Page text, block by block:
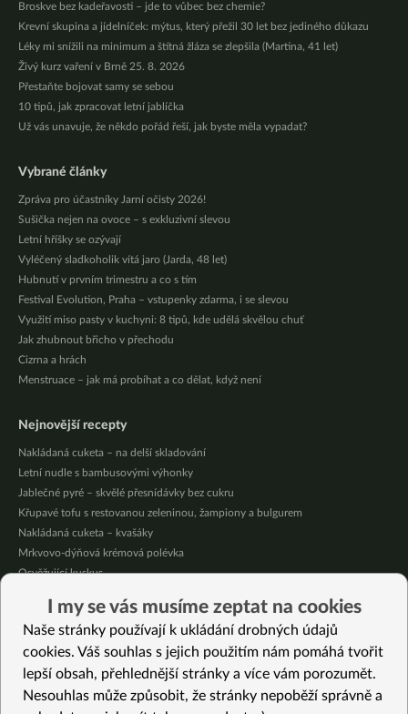
Broskve bez kadeřavosti – jde to vůbec bez chemie?
Krevní skupina a jídelníček: mýtus, který přežil 30 let bez jediného důkazu
Léky mi snížili na minimum a štítná žláza se zlepšila (Martina, 41 let)
Živý kurz vaření v Brně 25. 8. 2026
Přestaňte bojovat samy se sebou
10 tipů, jak zpracovat letní jablíčka
Už vás unavuje, že někdo pořád řeší, jak byste měla vypadat?
Vybrané články
Zpráva pro účastníky Jarní očisty 2026!
Sušička nejen na ovoce – s exkluzivní slevou
Letní hříšky se ozývají
Vyléčený sladkoholik vítá jaro (Jarda, 48 let)
Hubnutí v prvním trimestru a co s tím
Festival Evolution, Praha – vstupenky zdarma, i se slevou
Využití miso pasty v kuchyni: 8 tipů, kde udělá skvělou chuť
Jak zhubnout břicho v přechodu
Cizrna a hrách
Menstruace – jak má probíhat a co dělat, když není
Nejnovější recepty
Nakládaná cuketa – na delší skladování
Letní nudle s bambusovými výhonky
Jablečné pyré – skvělé přesnídávky bez cukru
Křupavé tofu s restovanou zeleninou, žampiony a bulgurem
Nakládaná cuketa – kvašáky
Mrkvovo-dýňová krémová polévka
Osvěžující kuskus
Nepečený jablečný dort s rybízem
Čokoládové muffiny s mangovým krémem
Vybrané recepty
I my se vás musíme zeptat na cookies
Naše stránky používají k ukládání drobných údajů
cookies. Váš souhlas s jejich použitím nám pomáhá tvořit
lepší obsah, přehlednější stránky a více vám porozumět.
Nesouhlas může způsobit, že stránky nepoběží správně a